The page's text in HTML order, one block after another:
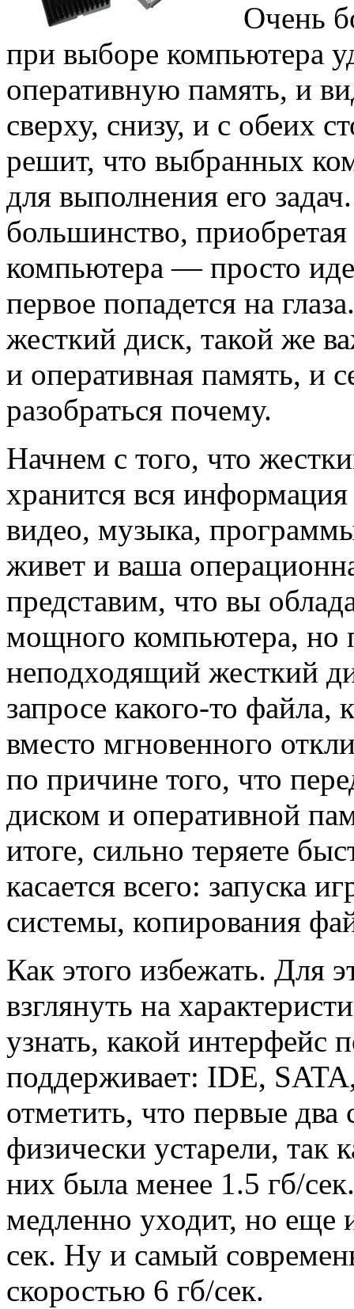
Очень
при выборе компьютера
оперативную память, и
сверху, снизу, и с обеих
решит, что выбранных
для выполнения его
большинство,
компьютера — просто
первое попадется на
жесткий диск, такой же
и оперативная память, и
разобраться почему.
Начнем с того, что
хранится вся
видео, музыка,
живет и ваша
представим, что вы
мощного компьютера, но
неподходящий жесткий
запросе какого-то
вместо мгновенного
по причине того, что
диском и оперативной
итоге, сильно теряете
касается всего: запуска
системы, копирования
Как этого избежать. Для
взглянуть на
узнать, какой интерфейс
поддерживает: IDE,
отметить, что первые
физически устарели, так
них была менее 1.5 гб/
медленно уходит, но еще
сек. Ну и самый
скоростью 6 гб/сек.